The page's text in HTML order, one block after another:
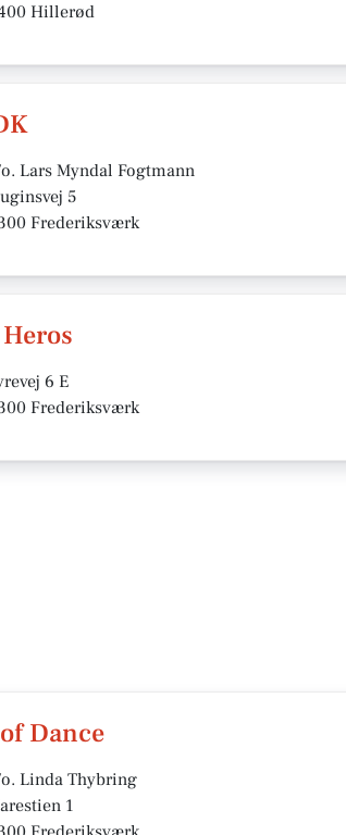
Hillerød
Lars Myndal Fogtmann
5
Frederiksværk
6 E
Frederiksværk
Dance
Linda Thybring
1